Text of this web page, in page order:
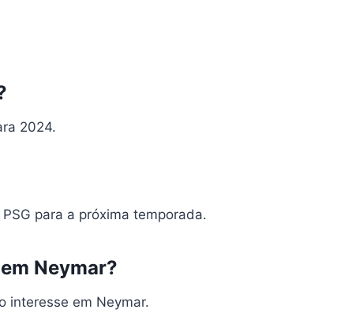
2024.
para a próxima temporada.
Neymar?
interesse em Neymar.